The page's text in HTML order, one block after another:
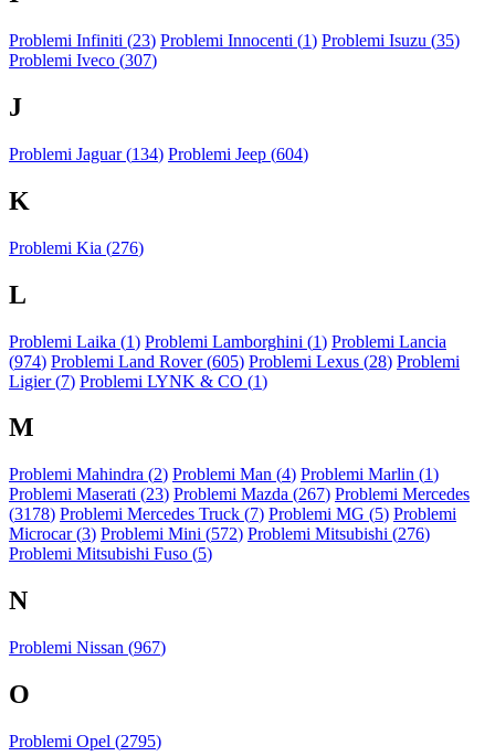
Problemi Infiniti (23) Problemi Innocenti (1) Problemi Isuzu (35)
Problemi Iveco (307)
J
Problemi Jaguar (134) Problemi Jeep (604)
K
Problemi Kia (276)
L
Problemi Laika (1) Problemi Lamborghini (1) Problemi Lancia
(974) Problemi Land Rover (605) Problemi Lexus (28) Problemi
Ligier (7) Problemi LYNK & CO (1)
M
Problemi Mahindra (2) Problemi Man (4) Problemi Marlin (1)
Problemi Maserati (23) Problemi Mazda (267) Problemi Mercedes
(3178) Problemi Mercedes Truck (7) Problemi MG (5) Problemi
Microcar (3) Problemi Mini (572) Problemi Mitsubishi (276)
Problemi Mitsubishi Fuso (5)
N
Problemi Nissan (967)
O
Problemi Opel (2795)